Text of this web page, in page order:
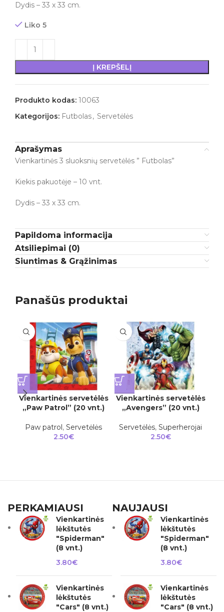
Dydis – 33 x 33 cm.
Liko 5
Į KREPŠELĮ
Produkto kodas: 10063
Kategorijos: Futbolas, Servetėlės
Aprašymas
Vienkartinės 3 sluoksnių servetėlės ” Futbolas”
Kiekis pakuotėje – 10 vnt.
Dydis – 33 x 33 cm.
Papildoma informacija
Atsiliepimai (0)
Siuntimas & Grąžinimas
Panašūs produktai
Vienkartinės servetėlės
„Paw Patrol” (20 vnt.)
Paw patrol, Servetėlės
2.50€
Vienkartinės servetėlės
„Avengers” (20 vnt.)
Servetėlės, Superherojai
2.50€
PERKAMIAUSI
Vienkartinės
lėkštutės
"Spiderman"
(8 vnt.)
3.80€
Vienkartinės
lėkštutės
"Cars" (8 vnt.)
NAUJAUSI
Vienkartinės
lėkštutės
"Spiderman"
(8 vnt.)
3.80€
Vienkartinės
lėkštutės
"Cars" (8 vnt.)